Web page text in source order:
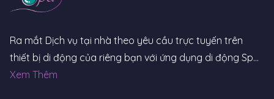
Ra mắt Dịch vụ tại nhà theo yêu cầu trực tuyến trên
thiết bị di động của riêng bạn với ứng dụng di động Spa
Online. Các mẫu tùy chỉnh của ứng dụng tuyệt vời này
Xem Thêm